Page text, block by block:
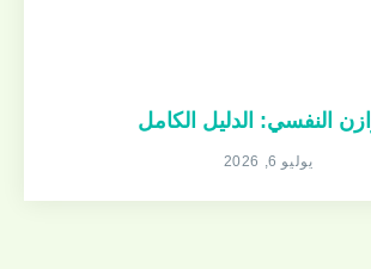
النفسي: الدليل الكامل
يوليو 6, 2026